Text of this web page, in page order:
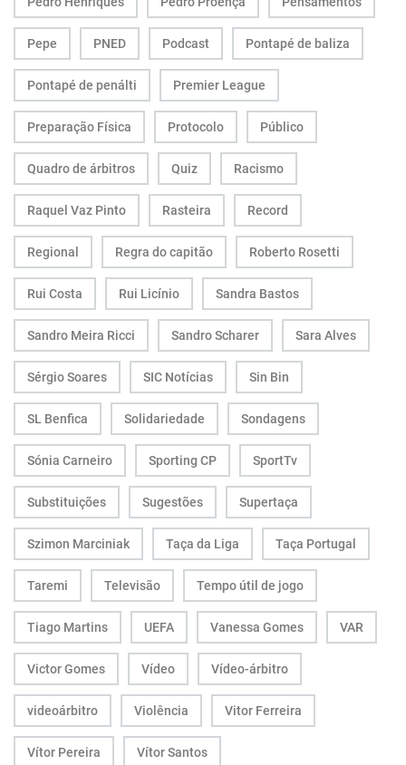
Pepe PNED Podcast Pontapé de baliza
Pontapé de penálti Premier League
Preparação Física Protocolo Público
Quadro de árbitros Quiz Racismo
Raquel Vaz Pinto Rasteira Record
Regional Regra do capitão Roberto Rosetti
Rui Costa Rui Licínio Sandra Bastos
Sandro Meira Ricci Sandro Scharer Sara Alves
Sérgio Soares SIC Notícias Sin Bin
SL Benfica Solidariedade Sondagens
Sónia Carneiro Sporting CP SportTv
Substituições Sugestões Supertaça
Szimon Marciniak Taça da Liga Taça Portugal
Taremi Televisão Tempo útil de jogo
Tiago Martins UEFA Vanessa Gomes VAR
Victor Gomes Vídeo Vídeo-árbitro
videoárbitro Violência Vitor Ferreira
Vítor Pereira Vítor Santos